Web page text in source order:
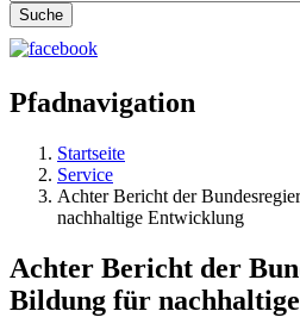
Pfadnavigation
Startseite
Service
Achter Bericht der
nachhaltige Entwicklung
Achter Bericht der
Bildung für